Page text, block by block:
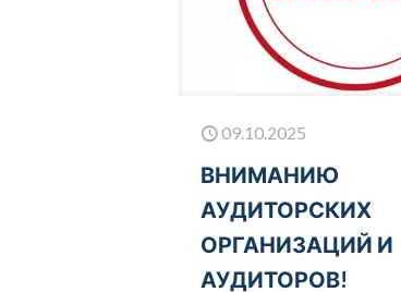
09.10.2025
ВНИМАНИЮ
АУДИТОРСКИХ
ОРГАНИЗАЦИЙ И
АУДИТОРОВ!